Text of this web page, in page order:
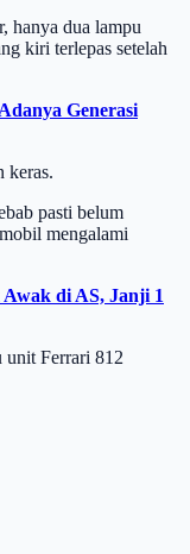
hanya dua lampu
kiri terlepas setelah
Generasi
keras.
pasti belum
mengalami
di AS, Janji 1
unit Ferrari 812